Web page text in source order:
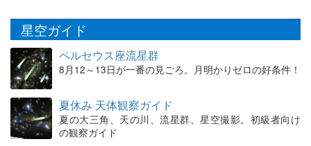
星空ガイド
ペルセウス座流星群
8月12～13日が一番の見ごろ。月明かりゼロの好条件！
夏休み 天体観察ガイド
夏の大三角、天の川、流星群、星空撮影。初級者向け
の観察ガイド